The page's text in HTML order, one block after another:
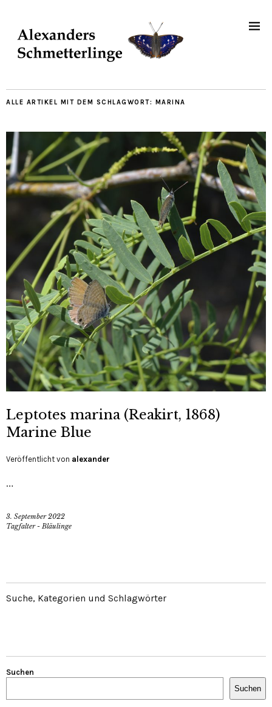
ALLE ARTIKEL MIT DEM SCHLAGWORT: MARINA
Leptotes marina (Reakirt, 1868)
Marine Blue
Veröffentlicht von alexander
…
3. September 2022
Tagfalter - Bläulinge
Suche, Kategorien und Schlagwörter
Suchen
Suchen